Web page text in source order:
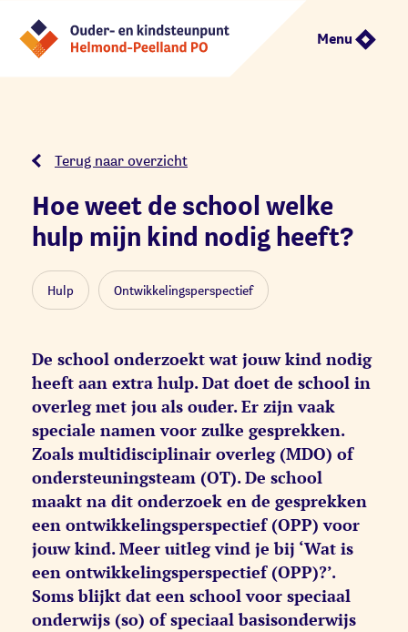
Menu
Terug naar overzicht
Hoe weet de school welke
hulp mijn kind nodig heeft?
Hulp Ontwikkelingsperspectief
De school onderzoekt wat jouw kind nodig
heeft aan extra hulp. Dat doet de school in
overleg met jou als ouder. Er zijn vaak
speciale namen voor zulke gesprekken.
Zoals multidisciplinair overleg (MDO) of
ondersteuningsteam (OT). De school
maakt na dit onderzoek en de gesprekken
een ontwikkelingsperspectief (OPP) voor
jouw kind. Meer uitleg vind je bij ‘Wat is
een ontwikkelingsperspectief (OPP)?’.
Soms blijkt dat een school voor speciaal
onderwijs (so) of speciaal basisonderwijs